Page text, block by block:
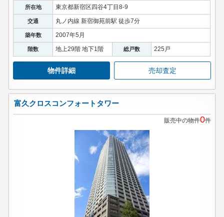
所在地 東京都新宿区四谷4丁目8-9
交通 丸ノ内線 新宿御苑前駅 徒歩7分
築年数 2007年5月
階数 地上29階 地下1階 総戸数 225戸
物件詳細 売却査定
富久クロスコンフォートタワー
販売中の物件0件